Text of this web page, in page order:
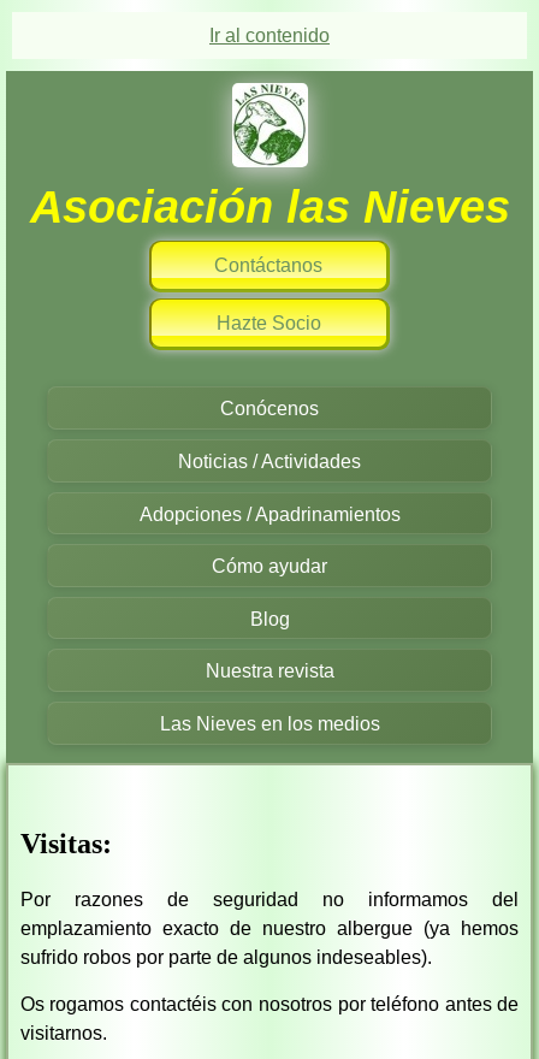
Ir al contenido
Asociación las Nieves
Contáctanos
Hazte Socio
Conócenos
Noticias / Actividades
Adopciones / Apadrinamientos
Cómo ayudar
Blog
Nuestra revista
Las Nieves en los medios
Visitas:
Por razones de seguridad no informamos del
emplazamiento exacto de nuestro albergue (ya hemos
sufrido robos por parte de algunos indeseables).
Os rogamos contactéis con nosotros por teléfono antes de
visitarnos.